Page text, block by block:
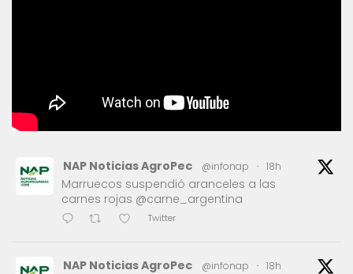
NAP Noticias AgroPec @infonap · 18h
Marruecos suspendió aranceles a las
carnes rojas @carne_argentina
Twitter
NAP Noticias AgroPec @infonap · 18h